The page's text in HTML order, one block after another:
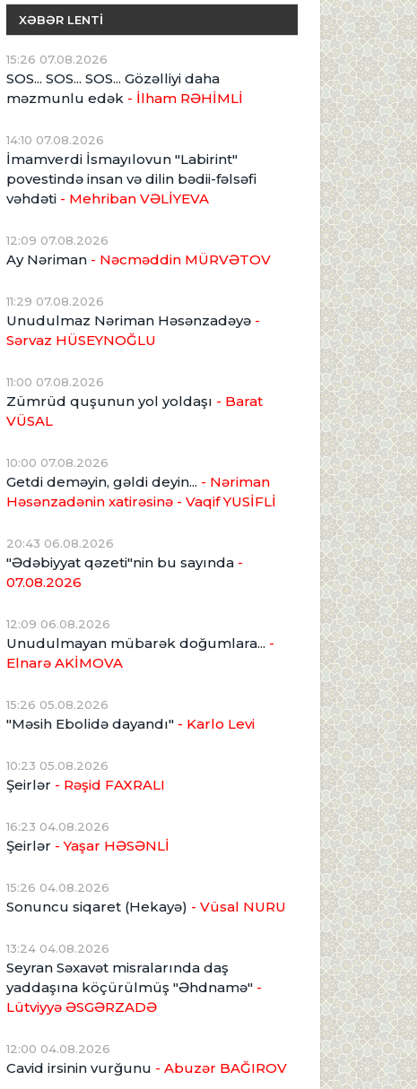
XƏBƏR LENTİ
15:26 07.08.2026
SOS... SOS... SOS... Gözəlliyi daha
məzmunlu edək - İlham RƏHİMLİ
14:10 07.08.2026
İmamverdi İsmayılovun "Labirint"
povestində insan və dilin bədii-fəlsəfi
vəhdəti - Mehriban VƏLİYEVA
12:09 07.08.2026
Ay Nəriman - Nəcməddin MÜRVƏTOV
11:29 07.08.2026
Unudulmaz Nəriman Həsənzadəyə -
Sərvaz HÜSEYNOĞLU
11:00 07.08.2026
Zümrüd quşunun yol yoldaşı - Barat
VÜSAL
10:00 07.08.2026
Getdi deməyin, gəldi deyin... - Nəriman
Həsənzadənin xatirəsinə - Vaqif YUSİFLİ
20:43 06.08.2026
"Ədəbiyyat qəzeti"nin bu sayında -
07.08.2026
12:09 06.08.2026
Unudulmayan mübarək doğumlara... -
Elnarə AKİMOVA
15:26 05.08.2026
"Məsih Ebolidə dayandı" - Karlo Levi
10:23 05.08.2026
Şeirlər - Rəşid FAXRALI
16:23 04.08.2026
Şeirlər - Yaşar HƏSƏNLİ
15:26 04.08.2026
Sonuncu siqaret (Hekayə) - Vüsal NURU
13:24 04.08.2026
Seyran Səxavət misralarında daş
yaddaşına köçürülmüş "Əhdnamə" -
Lütviyyə ƏSGƏRZADƏ
12:00 04.08.2026
Cavid irsinin vurğunu - Abuzər BAĞIROV